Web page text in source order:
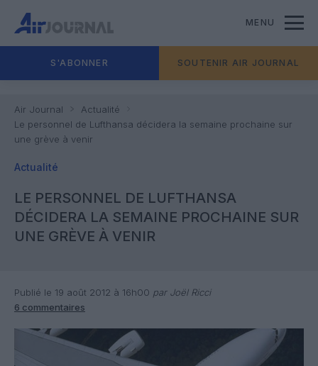
MENU
S'ABONNER SOUTENIR AIR JOURNAL
Air Journal
Actualité
Le personnel de Lufthansa décidera la semaine prochaine sur
une grève à venir
Actualité
LE PERSONNEL DE LUFTHANSA
DÉCIDERA LA SEMAINE PROCHAINE SUR
UNE GRÈVE À VENIR
Publié le 19 août 2012 à 16h00 par Joël Ricci
6 commentaires